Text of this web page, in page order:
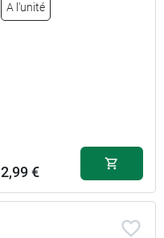
A l'unité
2,99 €